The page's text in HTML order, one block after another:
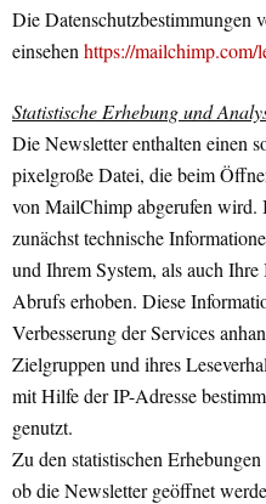
Die Datenschutzbestimmungen
einsehen https://mailchimp.com/
Statistische Erhebung und
Die Newsletter enthalten einen
pixelgroße Datei, die beim
von MailChimp abgerufen wird.
zunächst technische
und Ihrem System, als auch
Abrufs erhoben. Diese
Verbesserung der Services
Zielgruppen und ihres
mit Hilfe der IP-Adresse
genutzt.
Zu den statistischen
ob die Newsletter geöffnet